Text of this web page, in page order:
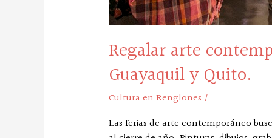
Regalar arte
Guayaquil y Quito.
Cultura en Renglones /
Las ferias de arte contemporáneo